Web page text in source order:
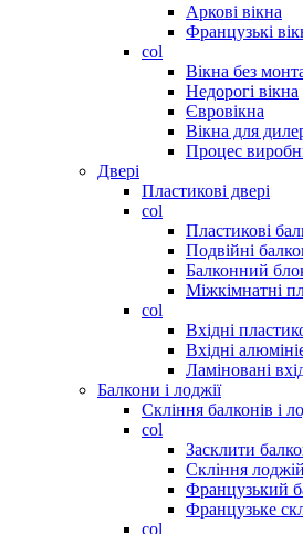
Аркові вікна
Французькі
col
Вікна без
Недорогі вікна
Євровікна
Вікна для
Процес
Двері
Пластикові двері
col
Пластикові
Подвійні
Балконний
Міжкімнатні
col
Вхідні
Вхідні
Ламіновані
Балкони і лоджії
Скління балконів і
col
Засклити
Скління лоджій
Французький
Французьке
col